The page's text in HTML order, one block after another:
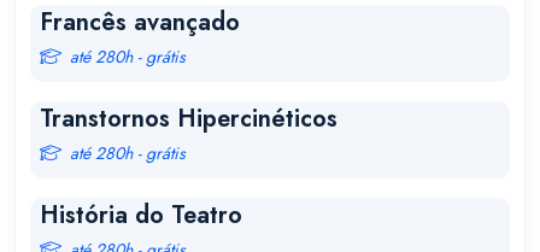
Francês avançado
até 280h - grátis
Transtornos Hipercinéticos
até 280h - grátis
História do Teatro